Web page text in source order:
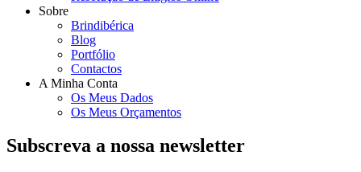
Sobre
Brindibérica
Blog
Portfólio
Contactos
A Minha Conta
Os Meus Dados
Os Meus Orçamentos
Subscreva a nossa newsletter